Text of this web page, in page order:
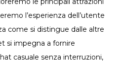
l’esperienza dell’utente
come si distingue dalle altre
si impegna a fornire
casuale senza interruzioni,